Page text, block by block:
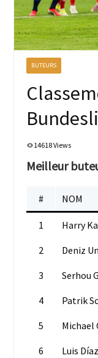
BUTEURS
14618 Views
Meilleur
# NOM
1 Harry
2 Deniz
3 Serhou
4 Patrik
5 Michael
6 Luis Díaz